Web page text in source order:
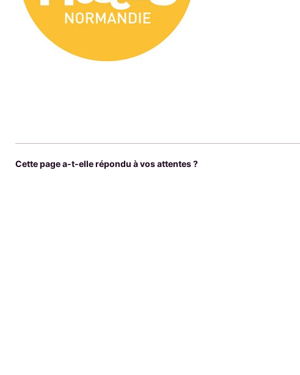
Cette page a-t-elle répondu à vos attentes ?